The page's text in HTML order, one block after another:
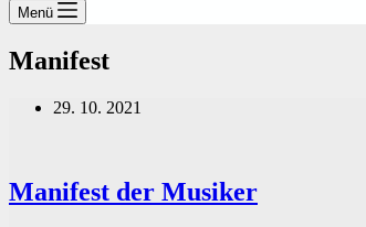
Menü
Manifest
29. 10. 2021
Manifest der Musiker